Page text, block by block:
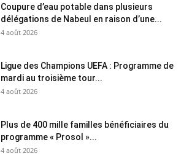
Coupure d’eau potable dans plusieurs
délégations de Nabeul en raison d’une...
4 août 2026
Ligue des Champions UEFA : Programme de
mardi au troisième tour...
4 août 2026
Plus de 400 mille familles bénéficiaires du
programme « Prosol »...
4 août 2026